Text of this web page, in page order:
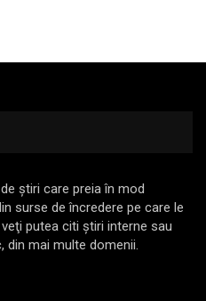
ştiri care preia în mod
surse de încredere pe care le
putea citi ştiri interne sau
din mai multe domenii.